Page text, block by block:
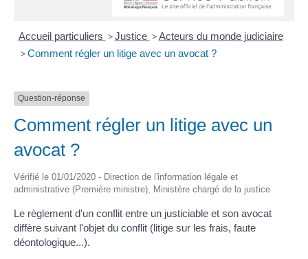
Accueil particuliers > Justice > Acteurs du monde judiciaire
> Comment régler un litige avec un avocat ?
Question-réponse
Comment régler un litige avec un
avocat ?
Vérifié le 01/01/2020 - Direction de l'information légale et
administrative (Première ministre), Ministère chargé de la justice
Le règlement d'un conflit entre un justiciable et son avocat
diffère suivant l'objet du conflit (litige sur les frais, faute
déontologique...).